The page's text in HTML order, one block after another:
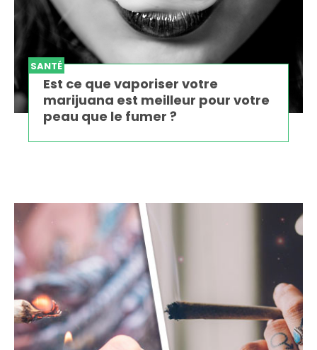
SANTÉ
Est ce que vaporiser votre
marijuana est meilleur pour votre
peau que le fumer ?